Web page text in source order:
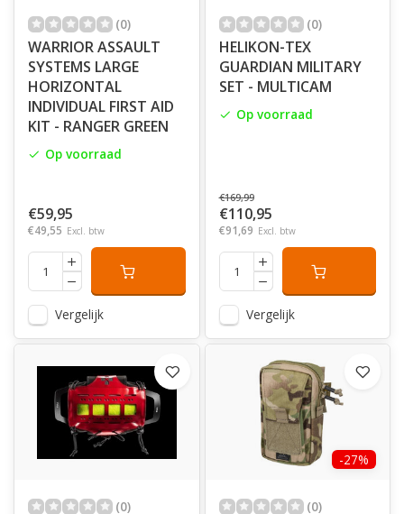
(0)
WARRIOR ASSAULT
SYSTEMS LARGE
HORIZONTAL
INDIVIDUAL FIRST AID
KIT - RANGER GREEN
Op voorraad
€59,95
€49,55 Excl. btw
Vergelijk
(0)
HELIKON-TEX
GUARDIAN MILITARY
SET - MULTICAM
Op voorraad
€169,99
€110,95
€91,69 Excl. btw
Vergelijk
(0)
-27%
(0)